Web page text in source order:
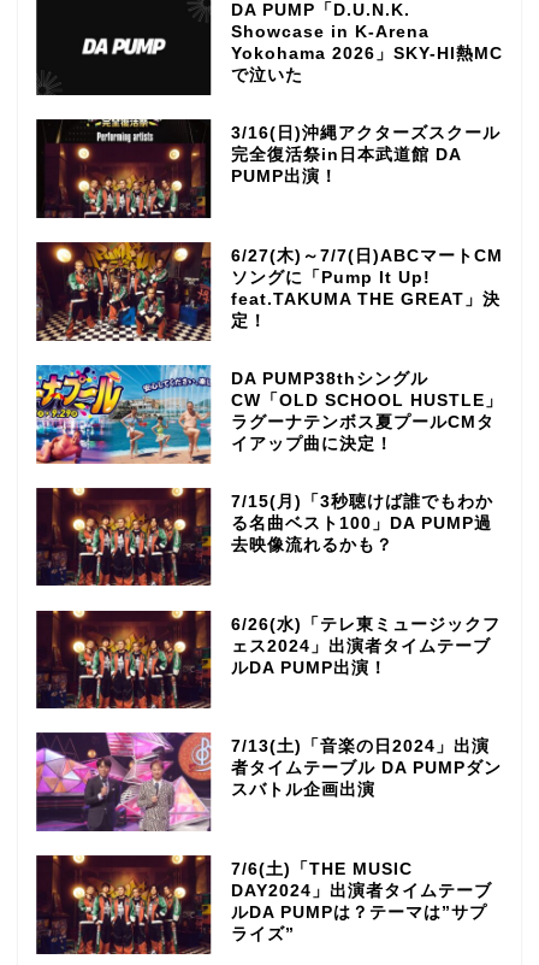
DA PUMP「D.U.N.K.
Showcase in K-Arena
Yokohama 2026」SKY-HI熱MC
で泣いた
3/16(日)沖縄アクターズスクール
完全復活祭in日本武道館 DA
PUMP出演！
6/27(木)～7/7(日)ABCマートCM
ソングに「Pump It Up!
feat.TAKUMA THE GREAT」決
定！
DA PUMP38thシングル
CW「OLD SCHOOL HUSTLE」
ラグーナテンボス夏プールCMタ
イアップ曲に決定！
7/15(月)「3秒聴けば誰でもわか
る名曲ベスト100」DA PUMP過
去映像流れるかも？
6/26(水)「テレ東ミュージックフ
ェス2024」出演者タイムテーブ
ルDA PUMP出演！
7/13(土)「音楽の日2024」出演
者タイムテーブル DA PUMPダン
スバトル企画出演
7/6(土)「THE MUSIC
DAY2024」出演者タイムテーブ
ルDA PUMPは？テーマは”サプ
ライズ”